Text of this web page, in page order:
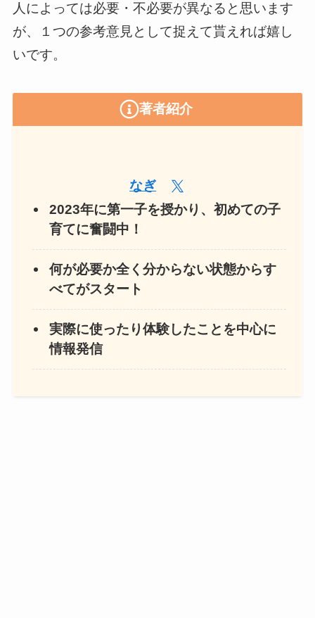
人によっては必要・不必要が異なると思います
が、１つの参考意見として捉えて貰えれば嬉し
いです。
著者紹介
なぎ
2023年に第一子を授かり、初めての子
育てに奮闘中！
何が必要か全く分からない状態からす
べてがスタート
実際に使ったり体験したことを中心に
情報発信